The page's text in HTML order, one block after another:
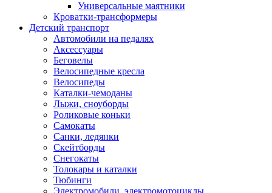
Универсальные маятники
Кроватки-трансформеры
Детский транспорт
Автомобили на педалях
Аксессуары
Беговелы
Велосипедные кресла
Велосипеды
Каталки-чемоданы
Лыжи, сноуборды
Роликовые коньки
Самокаты
Санки, ледянки
Скейтборды
Снегокаты
Толокары и каталки
Тюбинги
Электромобили, электромотоциклы